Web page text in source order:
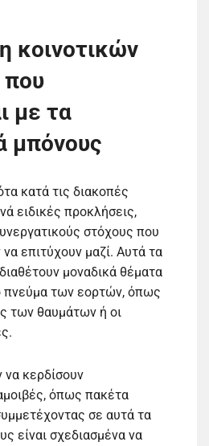
κοινοτικών
που
με τα
μπόνους
κατά τις διακοπές
ειδικές προκλήσεις,
στόχους που
επιτύχουν μαζί. Αυτά τα
μοναδικά θέματα
πνεύμα των εορτών, όπως
των θαυμάτων ή οι
να κερδίσουν
όπως πακέτα
σε αυτά τα
είναι σχεδιασμένα να